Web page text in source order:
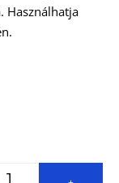
Használhatja